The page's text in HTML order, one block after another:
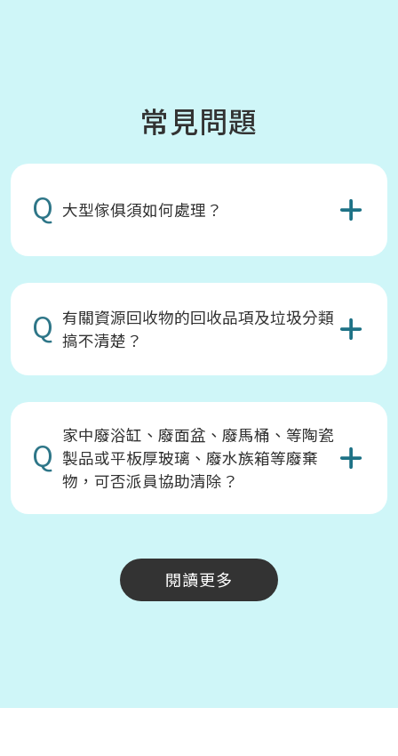
常見問題
Q 大型傢俱須如何處理？
Q 有關資源回收物的回收品項及垃圾分類
搞不清楚？
Q 家中廢浴缸、廢面盆、廢馬桶、等陶瓷
製品或平板厚玻璃、廢水族箱等廢棄
物，可否派員協助清除？
閱讀更多